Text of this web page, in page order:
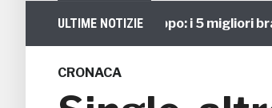
ULTIME NOTIZIE
Viaggi di Gruppo: i 5 migliori brand
CRONACA